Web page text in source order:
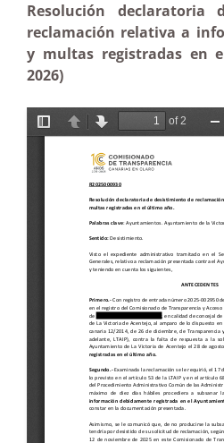
Resolución declaratoria
reclamación relativa a
y multas registradas en
2026)